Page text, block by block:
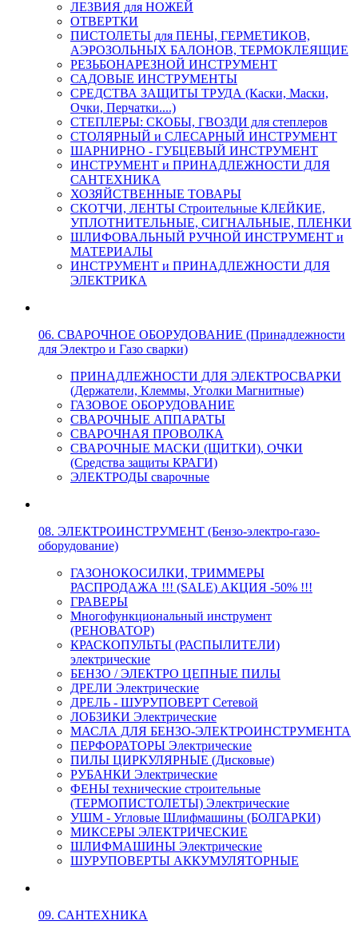
ЛЕЗВИЯ для НОЖЕЙ
ОТВЕРТКИ
ПИСТОЛЕТЫ для ПЕНЫ, ГЕРМЕТИКОВ,
АЭРОЗОЛЬНЫХ БАЛОНОВ, ТЕРМОКЛЕЯЩИЕ
РЕЗЬБОНАРЕЗНОЙ ИНСТРУМЕНТ
САДОВЫЕ ИНСТРУМЕНТЫ
СРЕДСТВА ЗАЩИТЫ ТРУДА (Каски, Маски,
Очки, Перчатки....)
СТЕПЛЕРЫ: СКОБЫ, ГВОЗДИ для степлеров
СТОЛЯРНЫЙ и СЛЕСАРНЫЙ ИНСТРУМЕНТ
ШАРНИРНО - ГУБЦЕВЫЙ ИНСТРУМЕНТ
ИНСТРУМЕНТ и ПРИНАДЛЕЖНОСТИ ДЛЯ
САНТЕХНИКА
ХОЗЯЙСТВЕННЫЕ ТОВАРЫ
СКОТЧИ, ЛЕНТЫ Строительные КЛЕЙКИЕ,
УПЛОТНИТЕЛЬНЫЕ, СИГНАЛЬНЫЕ, ПЛЕНКИ
ШЛИФОВАЛЬНЫЙ РУЧНОЙ ИНСТРУМЕНТ и
МАТЕРИАЛЫ
ИНСТРУМЕНТ и ПРИНАДЛЕЖНОСТИ ДЛЯ
ЭЛЕКТРИКА
06. СВАРОЧНОЕ ОБОРУДОВАНИЕ (Принадлежности
для Электро и Газо сварки)
ПРИНАДЛЕЖНОСТИ ДЛЯ ЭЛЕКТРОСВАРКИ
(Держатели, Клеммы, Уголки Магнитные)
ГАЗОВОЕ ОБОРУДОВАНИЕ
СВАРОЧНЫЕ АППАРАТЫ
СВАРОЧНАЯ ПРОВОЛКА
СВАРОЧНЫЕ МАСКИ (ЩИТКИ), ОЧКИ
(Средства защиты КРАГИ)
ЭЛЕКТРОДЫ сварочные
08. ЭЛЕКТРОИНСТРУМЕНТ (Бензо-электро-газо-
оборудование)
ГАЗОНОКОСИЛКИ, ТРИММЕРЫ
РАСПРОДАЖА !!! (SALE) АКЦИЯ -50% !!!
ГРАВЕРЫ
Многофункциональный инструмент
(РЕНОВАТОР)
КРАСКОПУЛЬТЫ (РАСПЫЛИТЕЛИ)
электрические
БЕНЗО / ЭЛЕКТРО ЦЕПНЫЕ ПИЛЫ
ДРЕЛИ Электрические
ДРЕЛЬ - ШУРУПОВЕРТ Сетевой
ЛОБЗИКИ Электрические
МАСЛА ДЛЯ БЕНЗО-ЭЛЕКТРОИНСТРУМЕНТА
ПЕРФОРАТОРЫ Электрические
ПИЛЫ ЦИРКУЛЯРНЫЕ (Дисковые)
РУБАНКИ Электрические
ФЕНЫ технические строительные
(ТЕРМОПИСТОЛЕТЫ) Электрические
УШМ - Угловые Шлифмашины (БОЛГАРКИ)
МИКСЕРЫ ЭЛЕКТРИЧЕСКИЕ
ШЛИФМАШИНЫ Электрические
ШУРУПОВЕРТЫ АККУМУЛЯТОРНЫЕ
09. САНТЕХНИКА